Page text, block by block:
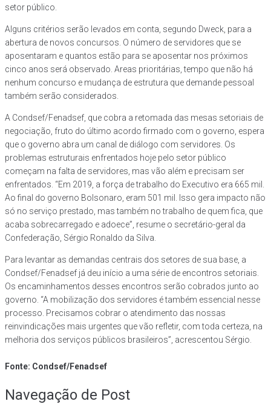
setor público.
Alguns critérios serão levados em conta, segundo Dweck, para a
abertura de novos concursos. O número de servidores que se
aposentaram e quantos estão para se aposentar nos próximos
cinco anos será observado. Areas prioritárias, tempo que não há
nenhum concurso e mudança de estrutura que demande pessoal
também serão considerados.
A Condsef/Fenadsef, que cobra a retomada das mesas setoriais de
negociação, fruto do último acordo firmado com o governo, espera
que o governo abra um canal de diálogo com servidores. Os
problemas estruturais enfrentados hoje pelo setor público
começam na falta de servidores, mas vão além e precisam ser
enfrentados. “Em 2019, a força de trabalho do Executivo era 665 mil.
Ao final do governo Bolsonaro, eram 501 mil. Isso gera impacto não
só no serviço prestado, mas também no trabalho de quem fica, que
acaba sobrecarregado e adoece”, resume o secretário-geral da
Confederação, Sérgio Ronaldo da Silva.
Para levantar as demandas centrais dos setores de sua base, a
Condsef/Fenadsef já deu início a uma série de encontros setoriais.
Os encaminhamentos desses encontros serão cobrados junto ao
governo. “A mobilização dos servidores é também essencial nesse
processo. Precisamos cobrar o atendimento das nossas
reinvindicações mais urgentes que vão refletir, com toda certeza, na
melhoria dos serviços públicos brasileiros”, acrescentou Sérgio.
Fonte: Condsef/Fenadsef
Navegação de Post